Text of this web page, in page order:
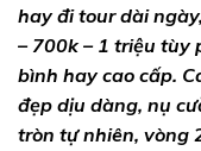
hay đi tour dài
– 700k – 1 triệu tùy
bình hay cao cấp.
đẹp dịu dàng, nụ
tròn tự nhiên, vòng